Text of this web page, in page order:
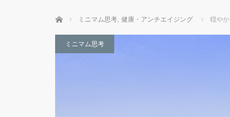
ホーム ミニマム思考, 健康・アンチエイジング 穏や
ミニマム思考